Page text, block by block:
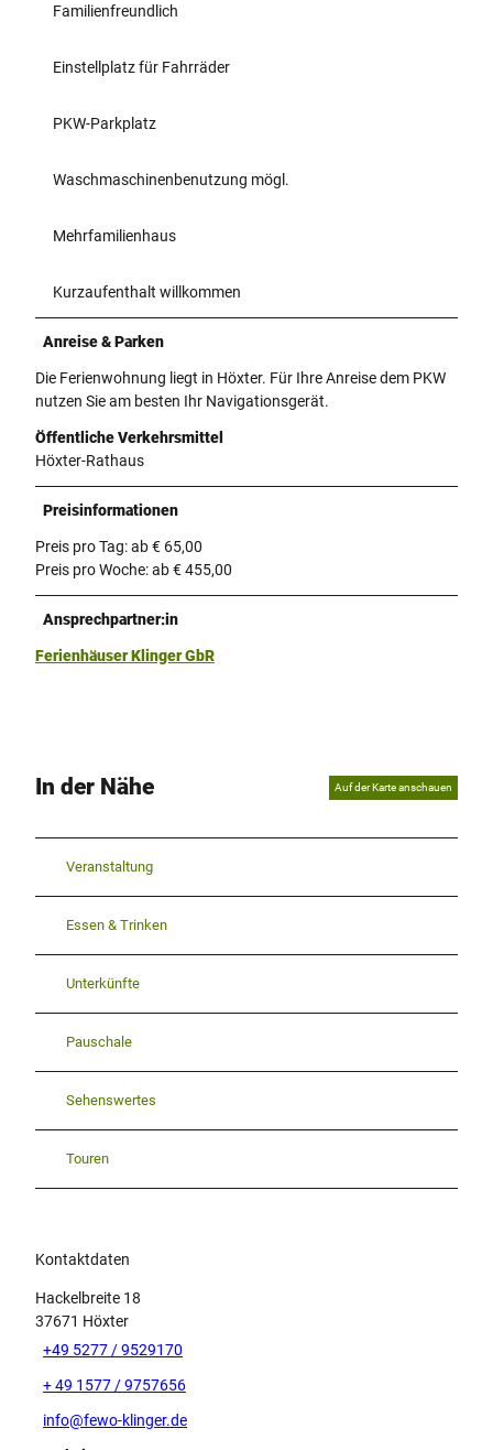
Familienfreundlich
Einstellplatz für Fahrräder
PKW-Parkplatz
Waschmaschinenbenutzung mögl.
Mehrfamilienhaus
Kurzaufenthalt willkommen
Anreise & Parken
Die Ferienwohnung liegt in Höxter. Für Ihre Anreise dem PKW
nutzen Sie am besten Ihr Navigationsgerät.
Öffentliche Verkehrsmittel
Höxter-Rathaus
Preisinformationen
Preis pro Tag: ab € 65,00
Preis pro Woche: ab € 455,00
Ansprechpartner:in
Ferienhäuser Klinger GbR
In der Nähe Auf der Karte anschauen
Veranstaltung
Essen & Trinken
Unterkünfte
Pauschale
Sehenswertes
Touren
Kontaktdaten
Hackelbreite 18
37671 Höxter
+49 5277 / 9529170
+ 49 1577 / 9757656
info@fewo-klinger.de